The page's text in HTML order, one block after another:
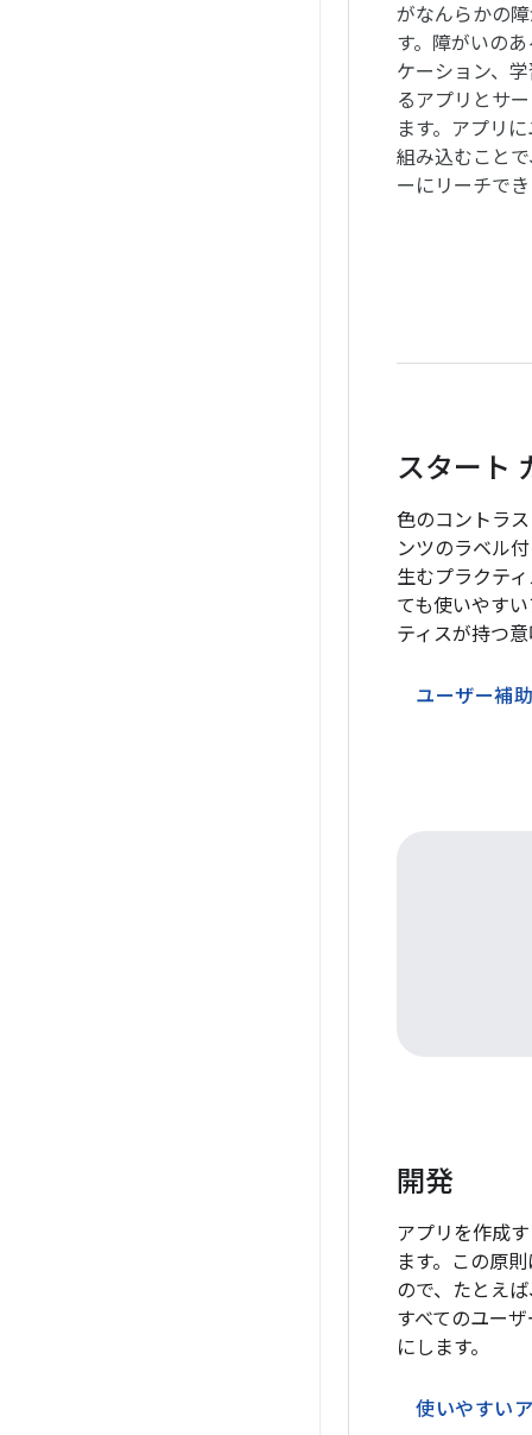
がなんらかの
す。障がいの
ケーション、
るアプリとサ
ます。アプリ
組み込むこと
ーにリーチで
スタート
色のコントラ
ンツのラベル
生むプラクテ
ても使いやす
ティスが持つ
ユーザー補
開発
アプリを作成
ます。この原
ので、たとえ
すべてのユー
にします。
使いやすい